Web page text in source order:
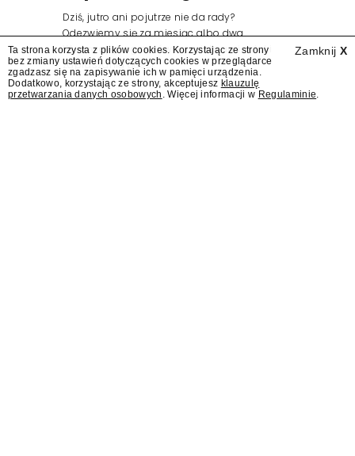
Dziś, jutro ani pojutrze nie da rady?
Odezwiemy się za miesiąc albo dwa.
Wydawcy programów są mistrzami sztuki
zapraszania gości.
Zamknij X
Ta strona korzysta z plików cookies. Korzystając ze strony
bez zmiany ustawień dotyczących cookies w przeglądarce
zgadzasz się na zapisywanie ich w pamięci urządzenia.
Dodatkowo, korzystając ze strony, akceptujesz klauzulę
przetwarzania danych osobowych . Więcej informacji w Regulaminie.